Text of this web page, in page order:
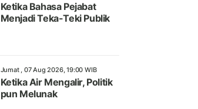
Ketika Bahasa Pejabat
Menjadi Teka-Teki Publik
Jumat , 07 Aug 2026, 19:00 WIB
Ketika Air Mengalir, Politik
pun Melunak